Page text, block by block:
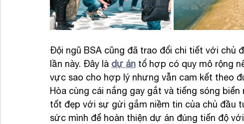
Đội ngũ BSA cũng đã trao đổi chi tiết với chủ
lần này. Đây là dự án tổ hợp có quy mô rộng
vực sao cho hợp lý nhưng vẫn cam kết theo
Hòa cùng cái nắng gay gắt và tiếng sóng
tốt đẹp với sự gửi gắm niềm tin của chủ đầu
sức mình để hoàn thiện dự án đúng tiến độ